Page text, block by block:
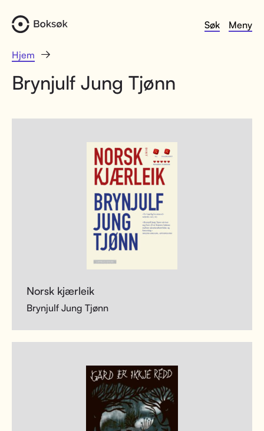
Søk Meny
Hjem
Brynjulf Jung Tjønn
Norsk kjærleik
Brynjulf Jung Tjønn